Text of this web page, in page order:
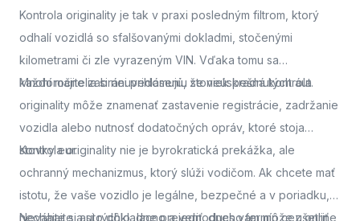
Kontrola originality je tak v praxi posledným filtrom, ktorý
odhalí vozidlá so sfalšovanými dokladmi, stočenými
kilometrami či zle vyrazeným VIN. Vďaka tomu sa
každoročne zabráni prihláseniu stoviek kradnutých áut.
Mnohí majitelia si neuvedomujú, že neúspešná kontrola
originality môže znamenať zastavenie registrácie, zadržanie
vozidla alebo nutnosť dodatočných opráv, ktoré stoja
stovky eur.
Kontrola originality nie je byrokratická prekážka, ale
ochranný mechanizmus, ktorý slúži vodičom. Ak chcete mať
istotu, že vaše vozidlo je legálne, bezpečné a v poriadku,
nechajte si auto dôkladne preveriť.dnes vám môže ušetriť
Neváhajte asi rýchlo, lacno a jednoducho termín cez online